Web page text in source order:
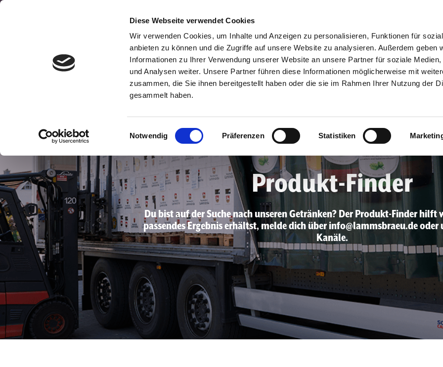
Diese Webseite verwendet Cookies
Wir verwenden Cookies, um Inhalte und Anzeigen zu personalisieren, Funktionen für
anbieten zu können und die Zugriffe auf unsere Website zu analysieren. Außerdem geben
Informationen zu Ihrer Verwendung unserer Website an unsere Partner für soziale Medien,
und Analysen weiter. Unsere Partner führen diese Informationen möglicherweise mit
zusammen, die Sie ihnen bereitgestellt haben oder die sie im Rahmen Ihrer Nutzung der
gesammelt haben.
Einwilligungsauswahl
Notwendig Präferenzen Statistiken
Verantwortung
Mitgestalter Unsere
Produkt-Finder
Du bist auf der Suche nach unseren Getränken? Der Produkt-Finder hilft
passendes Ergebnis erhältst, melde dich über info@lammsbraeu.de oder
Kanäle.